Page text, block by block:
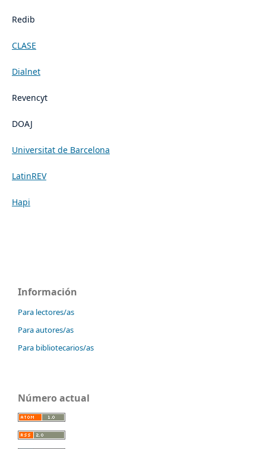
Redib
CLASE
Dialnet
Revencyt
DOAJ
Universitat de Barcelona
LatinREV
Hapi
Información
Para lectores/as
Para autores/as
Para bibliotecarios/as
Número actual